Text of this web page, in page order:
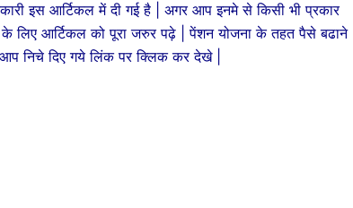
इस आर्टिकल में दी गई है | अगर आप इनमे से किसी भी प्रकार
के लिए आर्टिकल को पूरा जरुर पढ़े | पेंशन योजना के तहत पैसे बढाने
निचे दिए गये लिंक पर क्लिक कर देखे |